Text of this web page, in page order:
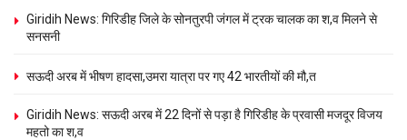
Giridih News: गिरिडीह जिले के सोनतुरपी जंगल में ट्रक चालक का श,व मिलने से
सनसनी
सऊदी अरब में भीषण हादसा,उमरा यात्रा पर गए 42 भारतीयों की मौ,त
Giridih News: सऊदी अरब में 22 दिनों से पड़ा है गिरिडीह के प्रवासी मजदूर विजय
महतो का श,व